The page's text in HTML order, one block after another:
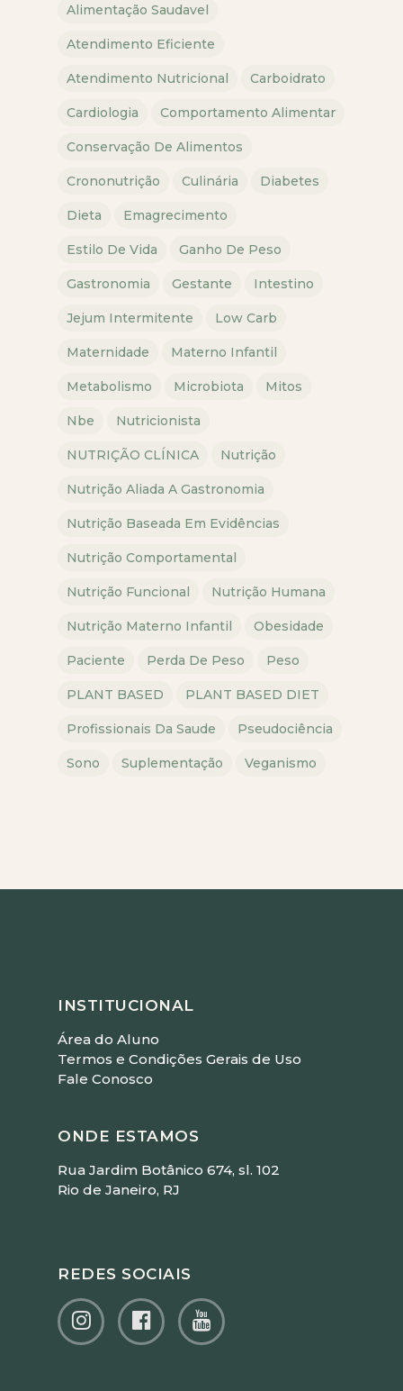
Alimentação Saudavel
Atendimento Eficiente
Atendimento Nutricional Carboidrato
Cardiologia Comportamento Alimentar
Conservação De Alimentos
Crononutrição Culinária Diabetes
Dieta Emagrecimento
Estilo De Vida Ganho De Peso
Gastronomia Gestante Intestino
Jejum Intermitente Low Carb
Maternidade Materno Infantil
Metabolismo Microbiota Mitos
Nbe Nutricionista
NUTRIÇÃO CLÍNICA Nutrição
Nutrição Aliada A Gastronomia
Nutrição Baseada Em Evidências
Nutrição Comportamental
Nutrição Funcional Nutrição Humana
Nutrição Materno Infantil Obesidade
Paciente Perda De Peso Peso
PLANT BASED PLANT BASED DIET
Profissionais Da Saude Pseudociência
Sono Suplementação Veganismo
INSTITUCIONAL
Área do Aluno
Termos e Condições Gerais de Uso
Fale Conosco
ONDE ESTAMOS
Rua Jardim Botânico 674, sl. 102
Rio de Janeiro, RJ
REDES SOCIAIS